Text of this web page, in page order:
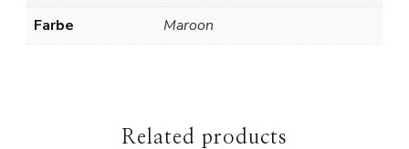
Farbe
Maroon
Related products